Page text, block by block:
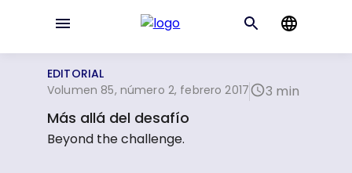
EDITORIAL
Volumen 85, número 2, febrero 2017
3 min
Más allá del desafío
Beyond the challenge.